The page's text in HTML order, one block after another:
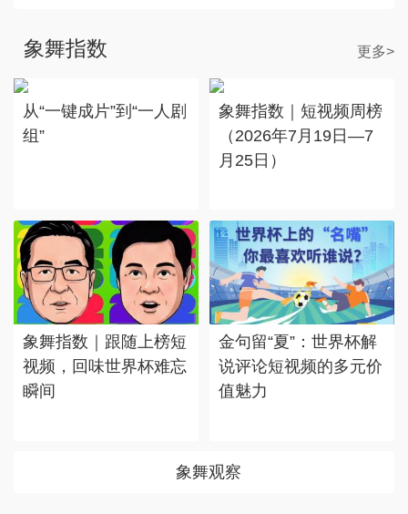
象舞指数 更多>
从“一键成片”到“一人剧
组”
象舞指数｜短视频周榜
（2026年7月19日—7
月25日）
象舞指数｜跟随上榜短
视频，回味世界杯难忘
瞬间
金句留“夏”：世界杯解
说评论短视频的多元价
值魅力
象舞观察